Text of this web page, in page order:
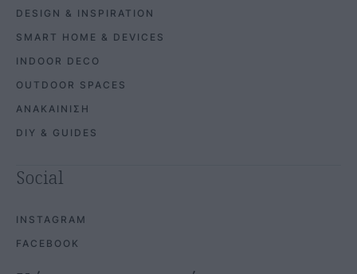
DESIGN & INSPIRATION
SMART HOME & DEVICES
INDOOR DECO
OUTDOOR SPACES
ΑΝΑΚΑΙΝΙΣΗ
DIY & GUIDES
Social
INSTAGRAM
FACEBOOK